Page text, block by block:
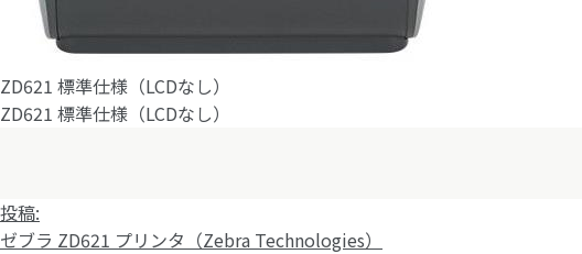
ZD621 標準仕様（LCDなし）
ZD621 標準仕様（LCDなし）
投
稿
投稿:
ゼブラ ZD621 プリンタ（Zebra Technologies）